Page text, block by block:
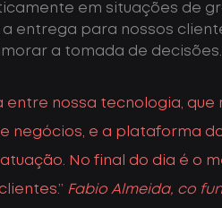
em situações de
entrega para nossos
a tomada de decisões.
entre nossa tecnologia,
negócios, e a plataforma
No final do dia é o
Fabio Almeida, co